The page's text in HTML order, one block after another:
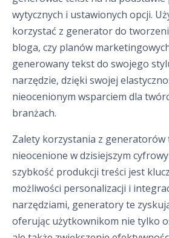
wytycznych i ustawionych opcji.
korzystać z generator do
bloga, czy planów
generowany tekst do swojego
narzędzie, dzięki swojej
nieocenionym wsparciem dla
branżach.
Zalety korzystania z generatorów
nieocenione w dzisiejszym
szybkość produkcji treści jest
możliwości personalizacji i
narzędziami, generatory te
oferując użytkownikom nie tylko